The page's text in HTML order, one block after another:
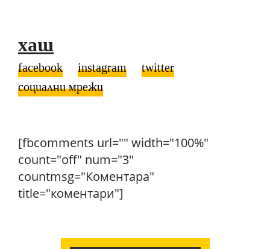
хаш
facebook instagram
twitter
социални мрежи
[fbcomments url="" width="100%"
count="off" num="3"
countmsg="Коментара"
title="коментари"]